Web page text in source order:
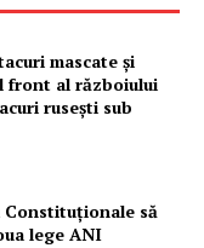
mascate și
front al războiului
rusești sub
Constituționale să
lege ANI